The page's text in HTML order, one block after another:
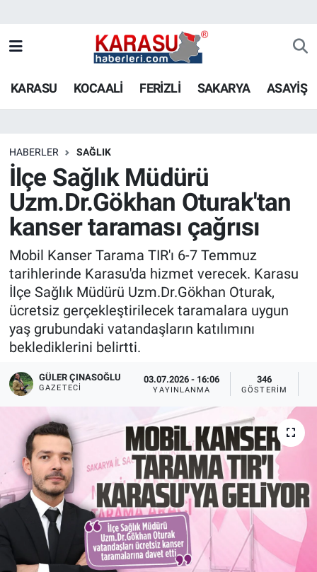
KARASU KOCAALİ FERİZLİ SAKARYA ASAYİŞ
HABERLER SAĞLIK
İlçe Sağlık Müdürü
Uzm.Dr.Gökhan Oturak'tan
kanser taraması çağrısı
Mobil Kanser Tarama TIR'ı 6-7 Temmuz
tarihlerinde Karasu'da hizmet verecek. Karasu
İlçe Sağlık Müdürü Uzm.Dr.Gökhan Oturak,
ücretsiz gerçekleştirilecek taramalara uygun
yaş grubundaki vatandaşların katılımını
beklediklerini belirtti.
GÜLER ÇINASOĞLU
GAZETECI
03.07.2026 - 16:06
YAYINLANMA
346
GÖSTERIM